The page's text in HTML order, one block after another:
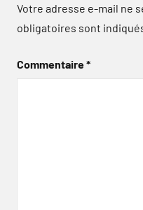
Votre adresse e-mail ne
obligatoires sont
Commentaire*